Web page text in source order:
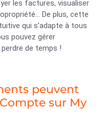
les factures, visualiser
De plus, cette
qui s’adapte à tous
pouvez gérer
de temps !
peuvent
sur My